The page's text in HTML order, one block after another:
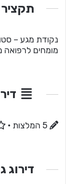
תקציר
נקודת מגע –
מומחים לרפואה
·
דירוג